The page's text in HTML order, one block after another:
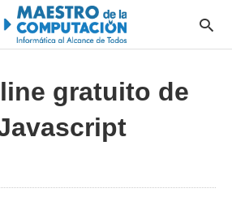
gratuito de